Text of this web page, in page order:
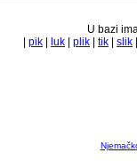
U bazi
pik luk plik tik slik